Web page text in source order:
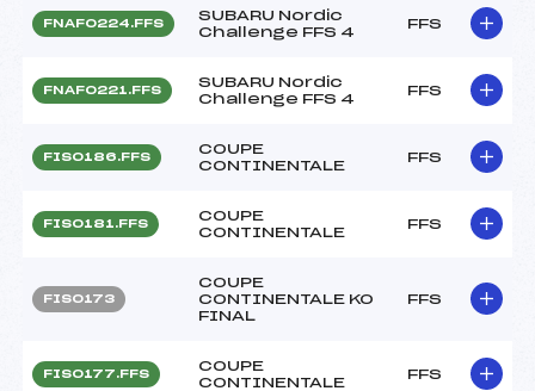
FNAF0224.FFS
SUBARU Nordic
Challenge FFS 4
FFS
FNAF0221.FFS
SUBARU Nordic
Challenge FFS 4
FFS
FIS0186.FFS
COUPE
CONTINENTALE
FFS
FIS0181.FFS
COUPE
CONTINENTALE
FFS
FIS0173
COUPE
CONTINENTALE KO
FINAL
FFS
FIS0177.FFS
COUPE
CONTINENTALE
FFS